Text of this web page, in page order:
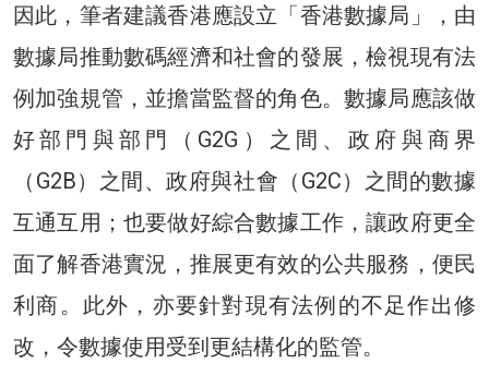
因此，筆者建議香港應設立「香港數據局」，由
數據局推動數碼經濟和社會的發展，檢視現有法
例加強規管，並擔當監督的角色。數據局應該做
好部門與部門（G2G）之間、政府與商界
（G2B）之間、政府與社會（G2C）之間的數據
互通互用；也要做好綜合數據工作，讓政府更全
面了解香港實況，推展更有效的公共服務，便民
利商。此外，亦要針對現有法例的不足作出修
改，令數據使用受到更結構化的監管。